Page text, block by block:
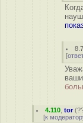
[
4.110 ,tor(
[к